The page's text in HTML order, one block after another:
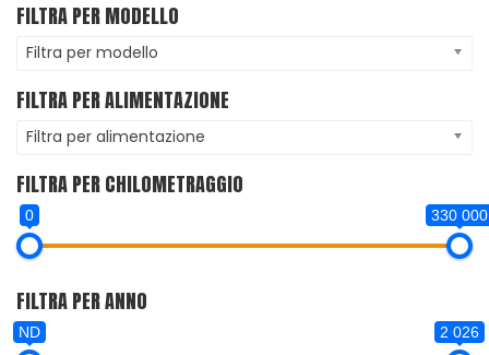
FILTRA PER MODELLO
Filtra per modello
FILTRA PER ALIMENTAZIONE
Filtra per alimentazione
FILTRA PER CHILOMETRAGGIO
0 330 000
FILTRA PER ANNO
ND 2 026